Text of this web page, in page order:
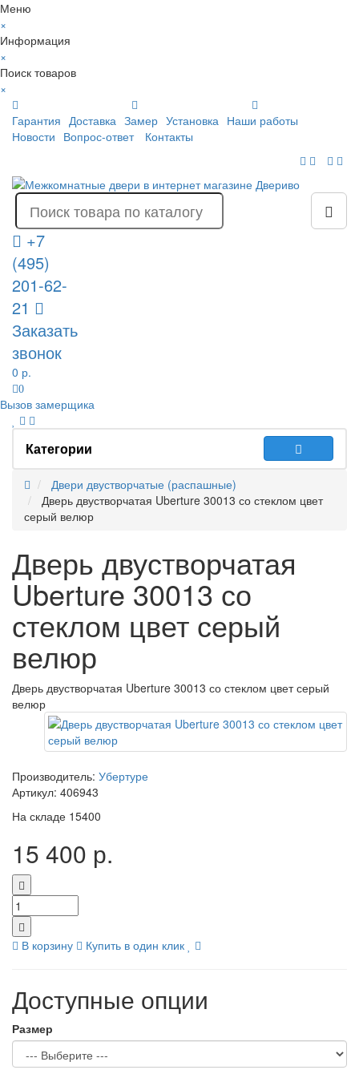
Меню
×
Информация
×
Поиск товаров
×
Гарантия Доставка Замер Установка Наши работы
Новости Вопрос-ответ Контакты
+7
(495)
201-62-
21
Заказать
звонок
0 р.
0
Вызов замерщика
Категории
Двери двустворчатые (распашные)
Дверь двустворчатая Uberture 30013 со стеклом цвет
серый велюр
Дверь двустворчатая
Uberture 30013 со
стеклом цвет серый
велюр
Дверь двустворчатая Uberture 30013 со стеклом цвет серый
велюр
Производитель: Убертуре
Артикул: 406943
На складе 15400
15 400 р.
В корзину Купить в один клик
Доступные опции
Размер